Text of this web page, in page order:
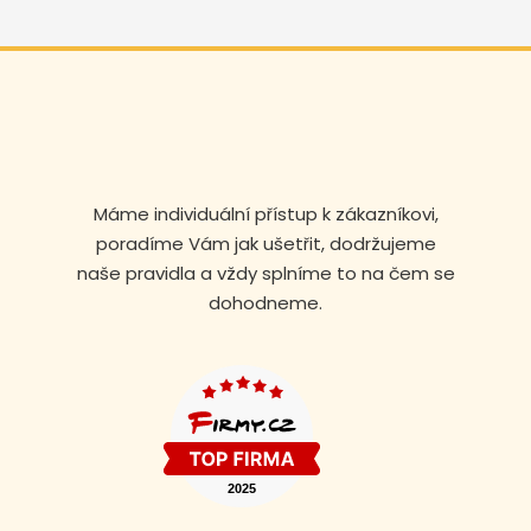
Máme individuální přístup k zákazníkovi,
poradíme Vám jak ušetřit, dodržujeme
naše pravidla a vždy splníme to na čem se
dohodneme.
+420 608 105 106